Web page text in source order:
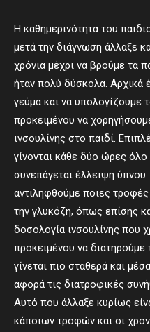
Η καθημερινότητα του
μετά την διάγνωση άλλαξε
χρόνια μέχρι να βρούμε τα
ήταν πολύ δύσκολα. Αρχικά
γεύμα και να υπολογίζουμε
προκειμένου να
ινσουλίνης στο παιδί.
γίνονται κάθε δύο ώρες
συνεπάγεται έλλειψη
αντιληφθούμε ποιες
την γλυκόζη, όπως επίσης
δοσολογία ινσουλίνης που
προκειμένου να
γίνεται πιο σταθερά και
αφορά τις διατροφικές
Αυτό που άλλαξε κυρίως
κάποιων τροφών και οι